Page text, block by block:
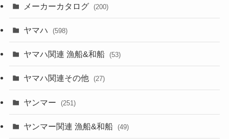
メーカーカタログ (200)
ヤマハ (598)
ヤマハ関連 漁船&和船 (53)
ヤマハ関連その他 (27)
ヤンマー (251)
ヤンマー関連 漁船&和船 (49)